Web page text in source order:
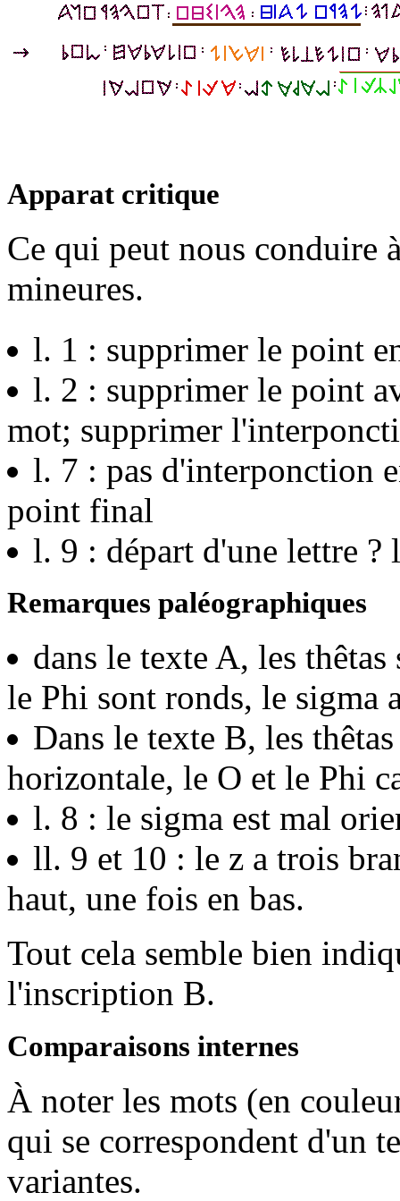
Apparat critique
Ce qui peut nous conduire
mineures.
l. 1 : supprimer le point
l. 2 : supprimer le point
mot; supprimer
l. 7 : pas d'interponction
point final
l. 9 : départ d'une lettre ?
Remarques paléographiques
dans le texte A, les
le Phi sont ronds, le sigma
Dans le texte B, les
horizontale, le O et le Phi
l. 8 : le sigma est mal
ll. 9 et 10 : le z a trois
haut, une fois en bas.
Tout cela semble bien
l'inscription B.
Comparaisons internes
À noter les mots (en
qui se correspondent d'un
variantes.